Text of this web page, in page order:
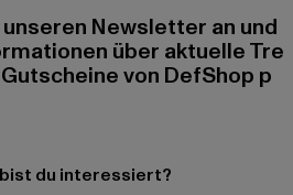
Newsletter an und
über aktuelle Tre
von DefShop p
du interessiert?